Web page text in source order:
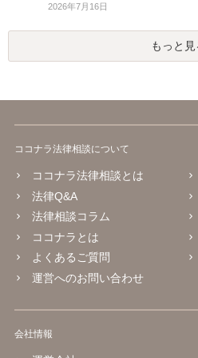
2026年7月16日
もっと見
ココナラ法律相談について
ココナラ法律相談とは
法律Q&A
法律相談コラム
ココナラとは
よくあるご質問
運営へのお問い合わせ
会社情報